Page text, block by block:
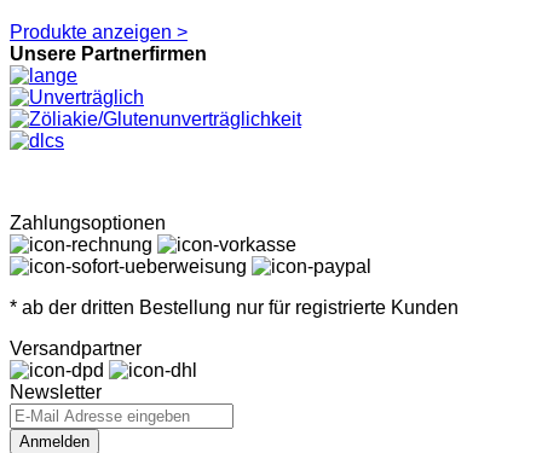
Produkte anzeigen >
Unsere Partnerfirmen
Zahlungsoptionen
* ab der dritten Bestellung nur für registrierte Kunden
Versandpartner
Newsletter
Anmelden